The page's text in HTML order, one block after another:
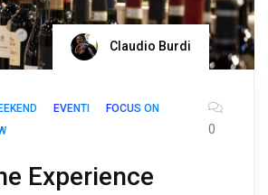
Claudio Burdi
EVENTI
FOCUS ON
0
Experience